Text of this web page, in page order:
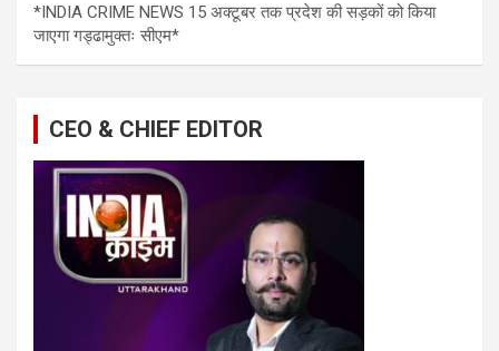
*INDIA CRIME NEWS 15 अक्टूबर तक प्रदेश की सड़कों को किया
जाएगा गड्ढामुक्तः सीएम*
CEO & CHIEF EDITOR